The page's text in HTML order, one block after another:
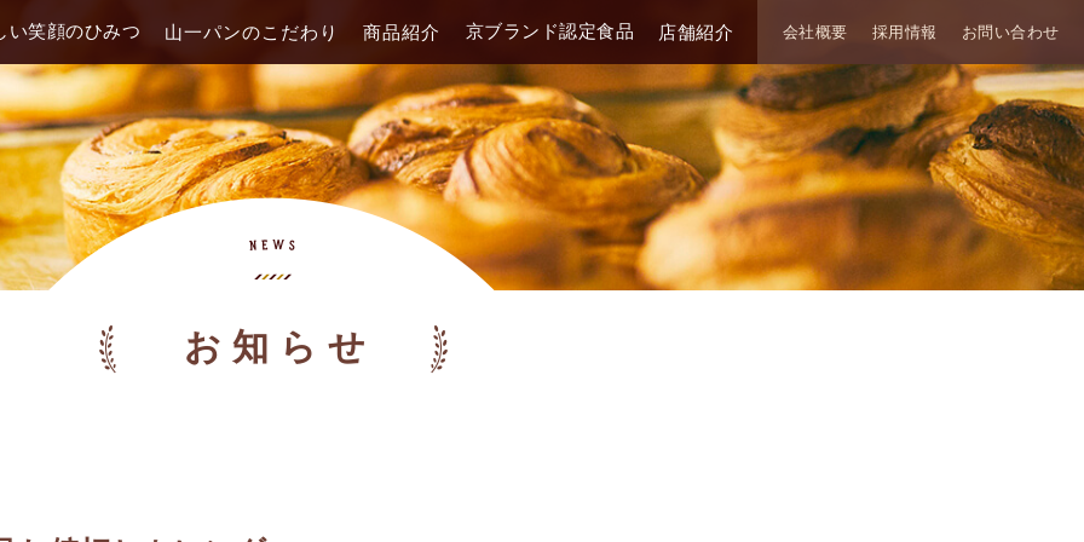
会社概要 採用情報 お問い合わせ
い笑顔のひみつ 山一パンのこだわり 商品紹介 京ブランド認定食品 店舗紹介
お知らせ